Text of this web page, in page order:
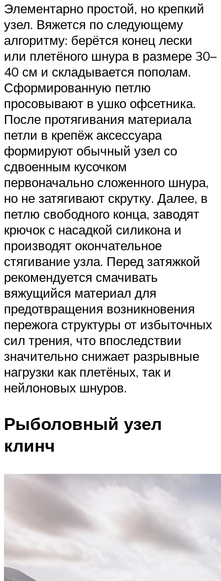
Элементарно простой, но крепкий
узел. Вяжется по следующему
алгоритму: берётся конец лески
или плетёного шнура в размере 30–
40 см и складывается пополам.
Сформированную петлю
просовывают в ушко офсетника.
После протягивания материала
петли в крепёж аксессуара
формируют обычный узел со
сдвоенным кусочком
первоначально сложенного шнура,
но не затягивают скрутку. Далее, в
петлю свободного конца, заводят
крючок с насадкой силикона и
производят окончательное
стягивание узла. Перед затяжкой
рекомендуется смачивать
вяжущийся материал для
предотвращения возникновения
пережога структуры от избыточных
сил трения, что впоследствии
значительно снижает разрывные
нагрузки как плетёных, так и
нейлоновых шнуров.
Рыболовный узел
клинч